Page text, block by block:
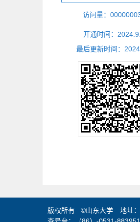
访问量：
开通时间： 2024 9
最后更新时间： 2024
版权所有 ©山东大学 地址